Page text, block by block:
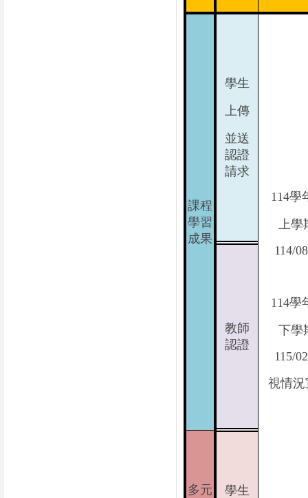
課程
學習
成果
學生
上傳
並送
認證
請求
114學
上學
114/
114學
下學
115/
視情況
教師
認證
多元
學生